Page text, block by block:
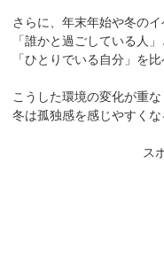
さらに、年末年始や冬のイ
「誰かと過ごしている人」
「ひとりでいる自分」を
こうした環境の変化が重な
冬は孤独感を感じやすくな
ス